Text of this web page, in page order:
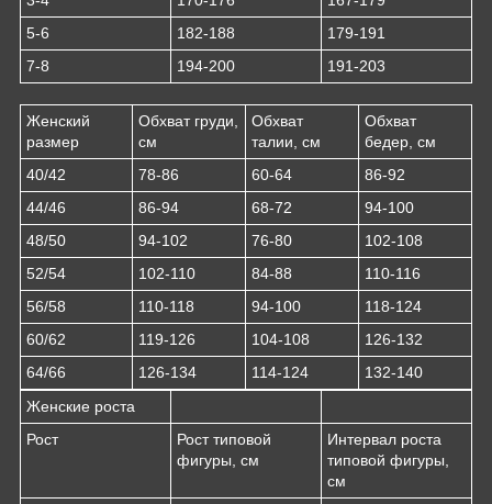
5-6
182-188
179-191
7-8
194-200 191-203
Женский
размер
Обхват груди,
см
Обхват
талии, см
Обхват
бедер, см
40/42
78-86 60-64
86-92
44/46
86-94 68-72
94-100
48/50
94-102 76-80
102-108
52/54
102-110 84-88
110-116
56/58
110-118 94-100
118-124
60/62
119-126 104-108
126-132
64/66
126-134 114-124
132-140
Женские роста
Рост
Рост типовой
фигуры, см
Интервал роста
типовой фигуры,
см